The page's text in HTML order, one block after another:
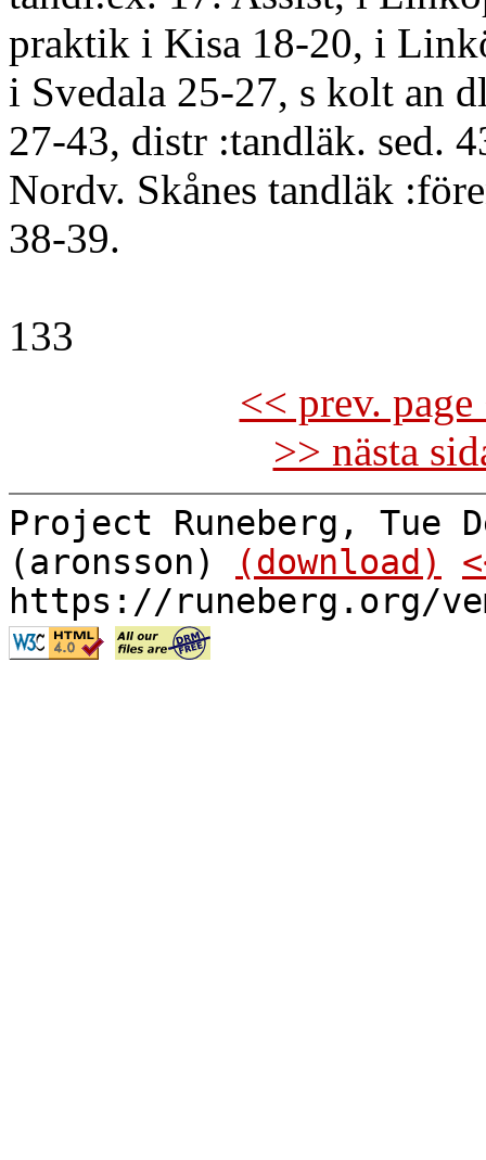
praktik i Kisa 18-20, i
i Svedala 25-27, s kolt an
27-43, distr :tandläk. sed.
Nordv. Skånes tandläk
38-39.
133
<< prev.
>> nästa
Project Runeberg, Tue
(aronsson)
(download)
https://runeberg.org/